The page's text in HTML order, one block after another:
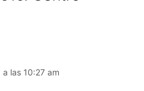
las 10:27 am